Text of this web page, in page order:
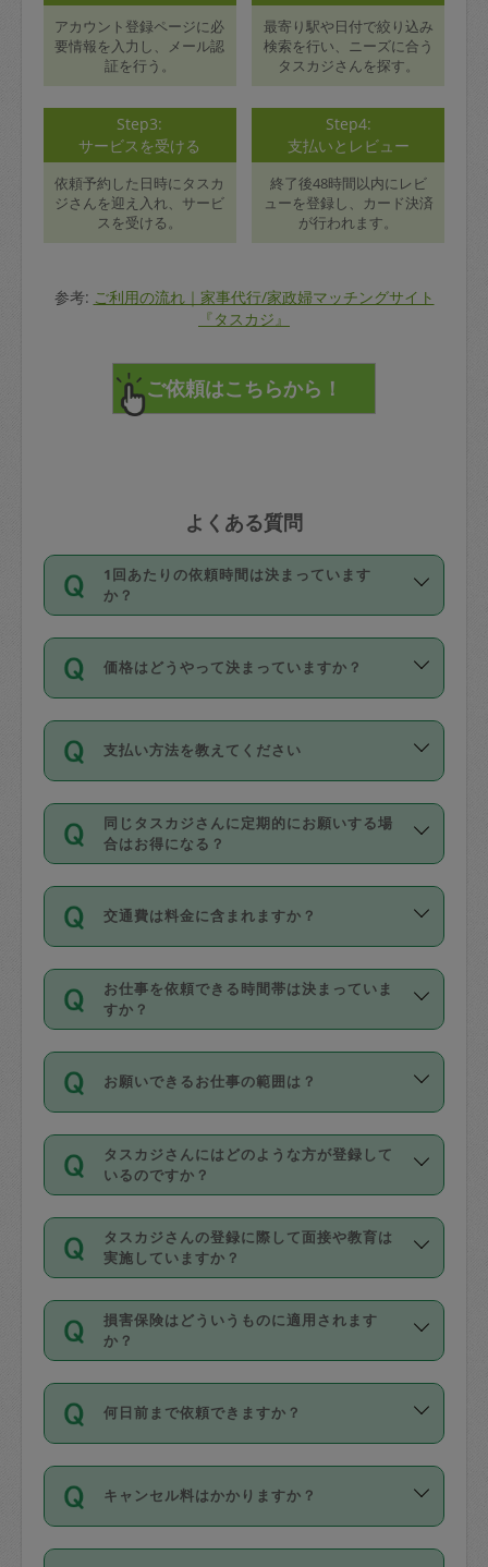
アカウント登録ページに必
要情報を入力し、メール認
証を行う。
最寄り駅や日付で絞り込み
検索を行い、ニーズに合う
タスカジさんを探す。
Step3:
サービスを受ける
依頼予約した日時にタスカ
ジさんを迎え入れ、サービ
スを受ける。
Step4:
支払いとレビュー
終了後48時間以内にレビ
ューを登録し、カード決済
が行われます。
参考: ご利用の流れ｜家事代行/家政婦マッチングサイト
『タスカジ』
よくある質問
1回あたりの依頼時間は決まっています
か？
依頼1回につき3時間固定です。3時間を
超えて依頼したい場合は、延長機能をご
利用ください。機能をご利用いただくに
の上事前申請することが必要です。な
お、3時間を下回っても、値引き等はござ
いません。
価格はどうやって決まっていますか？
11種類の価格帯の中からタスカジさん自
身が価格を選んで設定しています。
タスカジさんの価格設定には最初は制限
があり、レビュー件数、レビューの平均
値、などで除々に設定可能な最高額が上
がっていく仕組みになっています。
支払い方法を教えてください
お支払方法はクレジットカード（Visa／
Master／JCB／AMERICAN EXPRESS／
Diners Club）のみとなります。
を行う際にご入力ください。プロフィー
ル登録時にはご入力いただかなくても大
丈夫です。
デビットカード・プリペイドカード（Vプ
リカ、au WALLETなど）は支払にはご利
銀行振込や現金払いも対応していませ
なお、タスカジさんの交通費も、依頼料
金のご請求と合わせてお支払いとなりま
動計算で表示されます。
同じタスカジさんに定期的にお願いする場
合はお得になる？
依頼には「スポット」と「定期（毎週｜
隔週）」があり、「定期」の依頼は「ス
ポット」よりお得な料金でご利用できま
す。
定期の最低利用回数は設けていない代わ
りに、一定数を超えたキャンセルは有償
（例：毎週定期の場合は３回以上のキャ
ンセルが有償（1200円、隔週定期の場合
は２回以上のキャンセルが有償（1200
交通費は料金に含まれますか？
交通費は依頼料金とは別途発生し、依頼
料金のご請求と合わせてお支払いとなり
ます。交通費の金額は「依頼の詳細」に
お仕事を依頼できる時間帯は決まっていま
すか？
時間帯は3種類あります。いずれも１回あ
たり３時間です。
・ＡＭ ９時～１２時
・ＰＭ １３時～１６時
・夜 １８時～２１時
開始時間を２時間前後変更することが可
能です。依頼送信後、個別にタスカジさ
んにメッセージを送り調整してくださ
い。ただし、２時間を越えての調整はで
時間も被らない場合、損害保険の対象外
お願いできるお仕事の範囲は？
掃除、整理収納、洗濯、買い物、料理、
作り置きです。タスカジさんによってで
きる仕事の範囲が異なりますので、依頼
する前にタスカジさんのプロフィールで
確認してください。
基本的に、高所での作業や危険作業、屋
外での作業は対象外です。
タスカジさんにはどのような方が登録して
いるのですか？
主婦として長年の家事経験をお持ちの
方、栄養士・調理師といった資格者で保
育園や学校の給食やレストランで料理関
係の専門職に従事されていた方、日本で
すでにハウスキーパーや英語の先生とし
てお仕事をしているフィリピン出身の
社員など様々なバックグラウンドの方が
登録しています。
日本語も話せる方など様々です。
タスカジさんの登録に際して面接や教育は
実施していますか？
応募の際に、各自事務局との面接と説明
を行っています。その後、身分証明書の
写真提出をしていただいています。外国
確認しています。タスカジさんトレーニ
ング動画を使ったセルフトレーニングの
現場トライアルを受け、合格したタスカ
ジさんが活動されています。
損害保険はどういうものに適用されます
か？
依頼者とタスカジさんとの間でタスカジ
を通して成立した作業時間内での作業に
適用されます。作業範囲は、掃除、洗
です。作業中に物を壊したり、人にけが
をさせたりした場合が対象で、補償金額
何日前まで依頼できますか？
ご依頼は、現在を起点に3日後（72時間
以降）の日時から受付可能となっていま
す。
キャンセル料はかかりますか？
キャンセル料には、以下の2種類がありま